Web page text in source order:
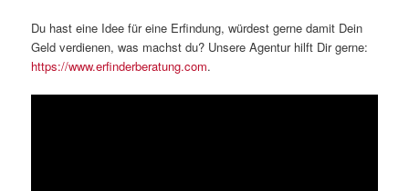
Du hast eine Idee für eine Erfindung, würdest gerne damit Dein
Geld verdienen, was machst du? Unsere Agentur hilft Dir gerne:
https://www.erfinderberatung.com.